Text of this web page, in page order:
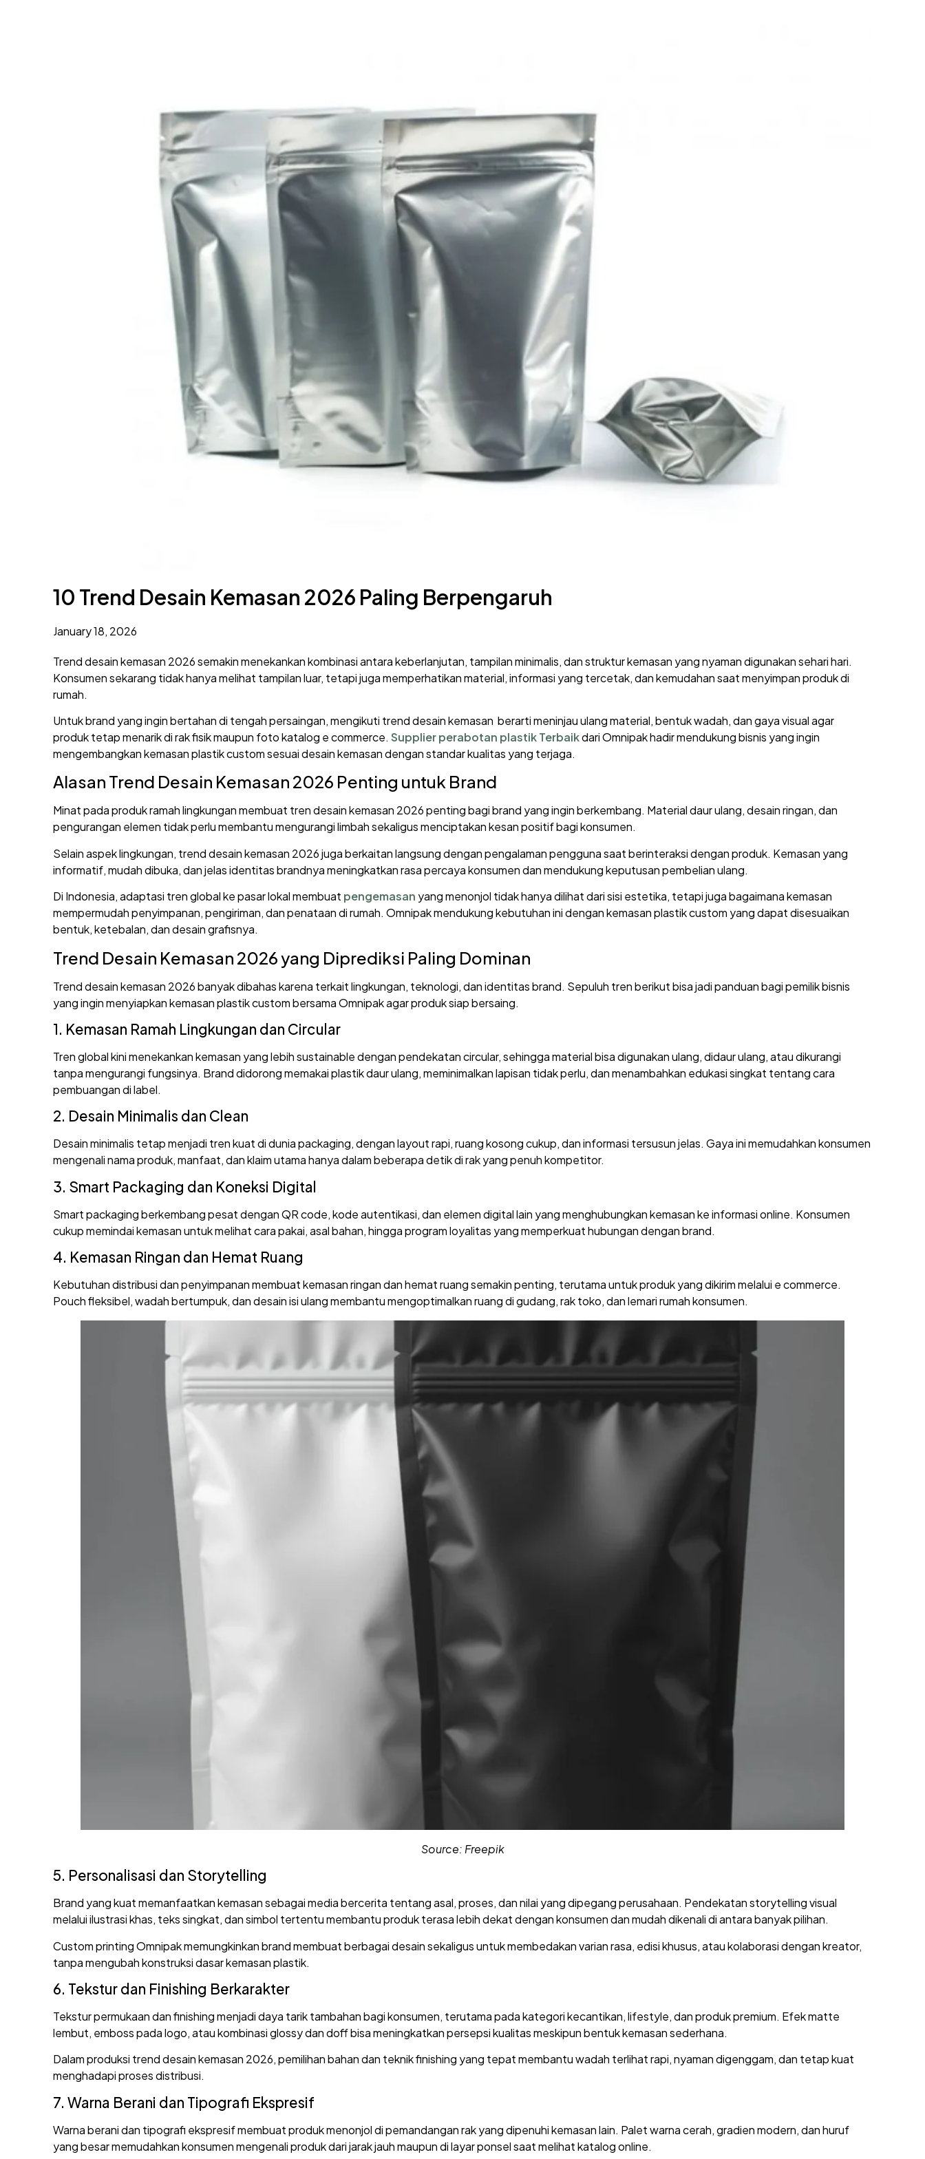
10 Trend Desain Kemasan 2026 Paling Berpengaruh
January 18, 2026
Trend desain kemasan 2026 semakin menekankan kombinasi antara keberlanjutan, tampilan minimalis, dan struktur kemasan yang nyaman digunakan sehari hari.
Konsumen sekarang tidak hanya melihat tampilan luar, tetapi juga memperhatikan material, informasi yang tercetak, dan kemudahan saat menyimpan produk di
rumah.
Untuk brand yang ingin bertahan di tengah persaingan, mengikuti trend desain kemasan berarti meninjau ulang material, bentuk wadah, dan gaya visual agar
produk tetap menarik di rak fisik maupun foto katalog e commerce.Supplier perabotan plastik Terbaikdari Omnipak hadir mendukung bisnis yang ingin
mengembangkan kemasan plastik custom sesuai desain kemasan dengan standar kualitas yang terjaga.
Alasan Trend Desain Kemasan 2026 Penting untuk Brand
Minat pada produk ramah lingkungan membuat tren desain kemasan 2026 penting bagi brand yang ingin berkembang. Material daur ulang, desain ringan, dan
pengurangan elemen tidak perlu membantu mengurangi limbah sekaligus menciptakan kesan positif bagi konsumen.
Selain aspek lingkungan, trend desain kemasan 2026 juga berkaitan langsung dengan pengalaman pengguna saat berinteraksi dengan produk. Kemasan yang
informatif, mudah dibuka, dan jelas identitas brandnya meningkatkan rasa percaya konsumen dan mendukung keputusan pembelian ulang.
Di Indonesia, adaptasi tren global ke pasar lokal membuat pengemasan yang menonjol tidak hanya dilihat dari sisi estetika, tetapi juga bagaimana kemasan
mempermudah penyimpanan, pengiriman, dan penataan di rumah. Omnipak mendukung kebutuhan ini dengan kemasan plastik custom yang dapat disesuaikan
bentuk, ketebalan, dan desain grafisnya.
Trend Desain Kemasan 2026 yang Diprediksi Paling Dominan
Trend desain kemasan 2026 banyak dibahas karena terkait lingkungan, teknologi, dan identitas brand. Sepuluh tren berikut bisa jadi panduan bagi pemilik bisnis
yang ingin menyiapkan kemasan plastik custom bersama Omnipak agar produk siap bersaing.
1. Kemasan Ramah Lingkungan dan Circular
Tren global kini menekankan kemasan yang lebih sustainable dengan pendekatan circular, sehingga material bisa digunakan ulang, didaur ulang, atau dikurangi
tanpa mengurangi fungsinya. Brand didorong memakai plastik daur ulang, meminimalkan lapisan tidak perlu, dan menambahkan edukasi singkat tentang cara
pembuangan di label.
2. Desain Minimalis dan Clean
Desain minimalis tetap menjadi tren kuat di dunia packaging, dengan layout rapi, ruang kosong cukup, dan informasi tersusun jelas. Gaya ini memudahkan konsumen
mengenali nama produk, manfaat, dan klaim utama hanya dalam beberapa detik di rak yang penuh kompetitor.
3. Smart Packaging dan Koneksi Digital
Smart packaging berkembang pesat dengan QR code, kode autentikasi, dan elemen digital lain yang menghubungkan kemasan ke informasi online. Konsumen
cukup memindai kemasan untuk melihat cara pakai, asal bahan, hingga program loyalitas yang memperkuat hubungan dengan brand.
4. Kemasan Ringan dan Hemat Ruang
Kebutuhan distribusi dan penyimpanan membuat kemasan ringan dan hemat ruang semakin penting, terutama untuk produk yang dikirim melalui e commerce.
Pouch fleksibel, wadah bertumpuk, dan desain isi ulang membantu mengoptimalkan ruang di gudang, rak toko, dan lemari rumah konsumen.
Source: Freepik
5. Personalisasi dan Storytelling
Brand yang kuat memanfaatkan kemasan sebagai media bercerita tentang asal, proses, dan nilai yang dipegang perusahaan. Pendekatan storytelling visual
melalui ilustrasi khas, teks singkat, dan simbol tertentu membantu produk terasa lebih dekat dengan konsumen dan mudah dikenali di antara banyak pilihan.
Custom printing Omnipak memungkinkan brand membuat berbagai desain sekaligus untuk membedakan varian rasa, edisi khusus, atau kolaborasi dengan kreator,
tanpa mengubah konstruksi dasar kemasan plastik.
6. Tekstur dan Finishing Berkarakter
Tekstur permukaan dan finishing menjadi daya tarik tambahan bagi konsumen, terutama pada kategori kecantikan, lifestyle, dan produk premium. Efek matte
lembut, emboss pada logo, atau kombinasi glossy dan doff bisa meningkatkan persepsi kualitas meskipun bentuk kemasan sederhana.
Dalam produksi trend desain kemasan 2026, pemilihan bahan dan teknik finishing yang tepat membantu wadah terlihat rapi, nyaman digenggam, dan tetap kuat
menghadapi proses distribusi.
7. Warna Berani dan Tipografi Ekspresif
Warna berani dan tipografi ekspresif membuat produk menonjol di pemandangan rak yang dipenuhi kemasan lain. Palet warna cerah, gradien modern, dan huruf
yang besar memudahkan konsumen mengenali produk dari jarak jauh maupun di layar ponsel saat melihat katalog online.